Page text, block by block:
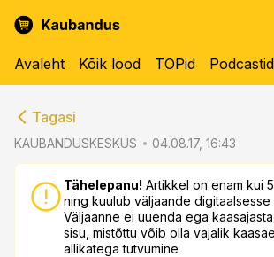
Avaleht Kõik lood TOPid Podcastid
Tagasi
KAUBANDUSKESKUS 04.08.17, 16:43
Tähelepanu! Artikkel on enam kui
ning kuulub väljaande digitaalsesse
Väljaanne ei uuenda ega
sisu, mistõttu võib olla vajalik
allikatega tutvumine